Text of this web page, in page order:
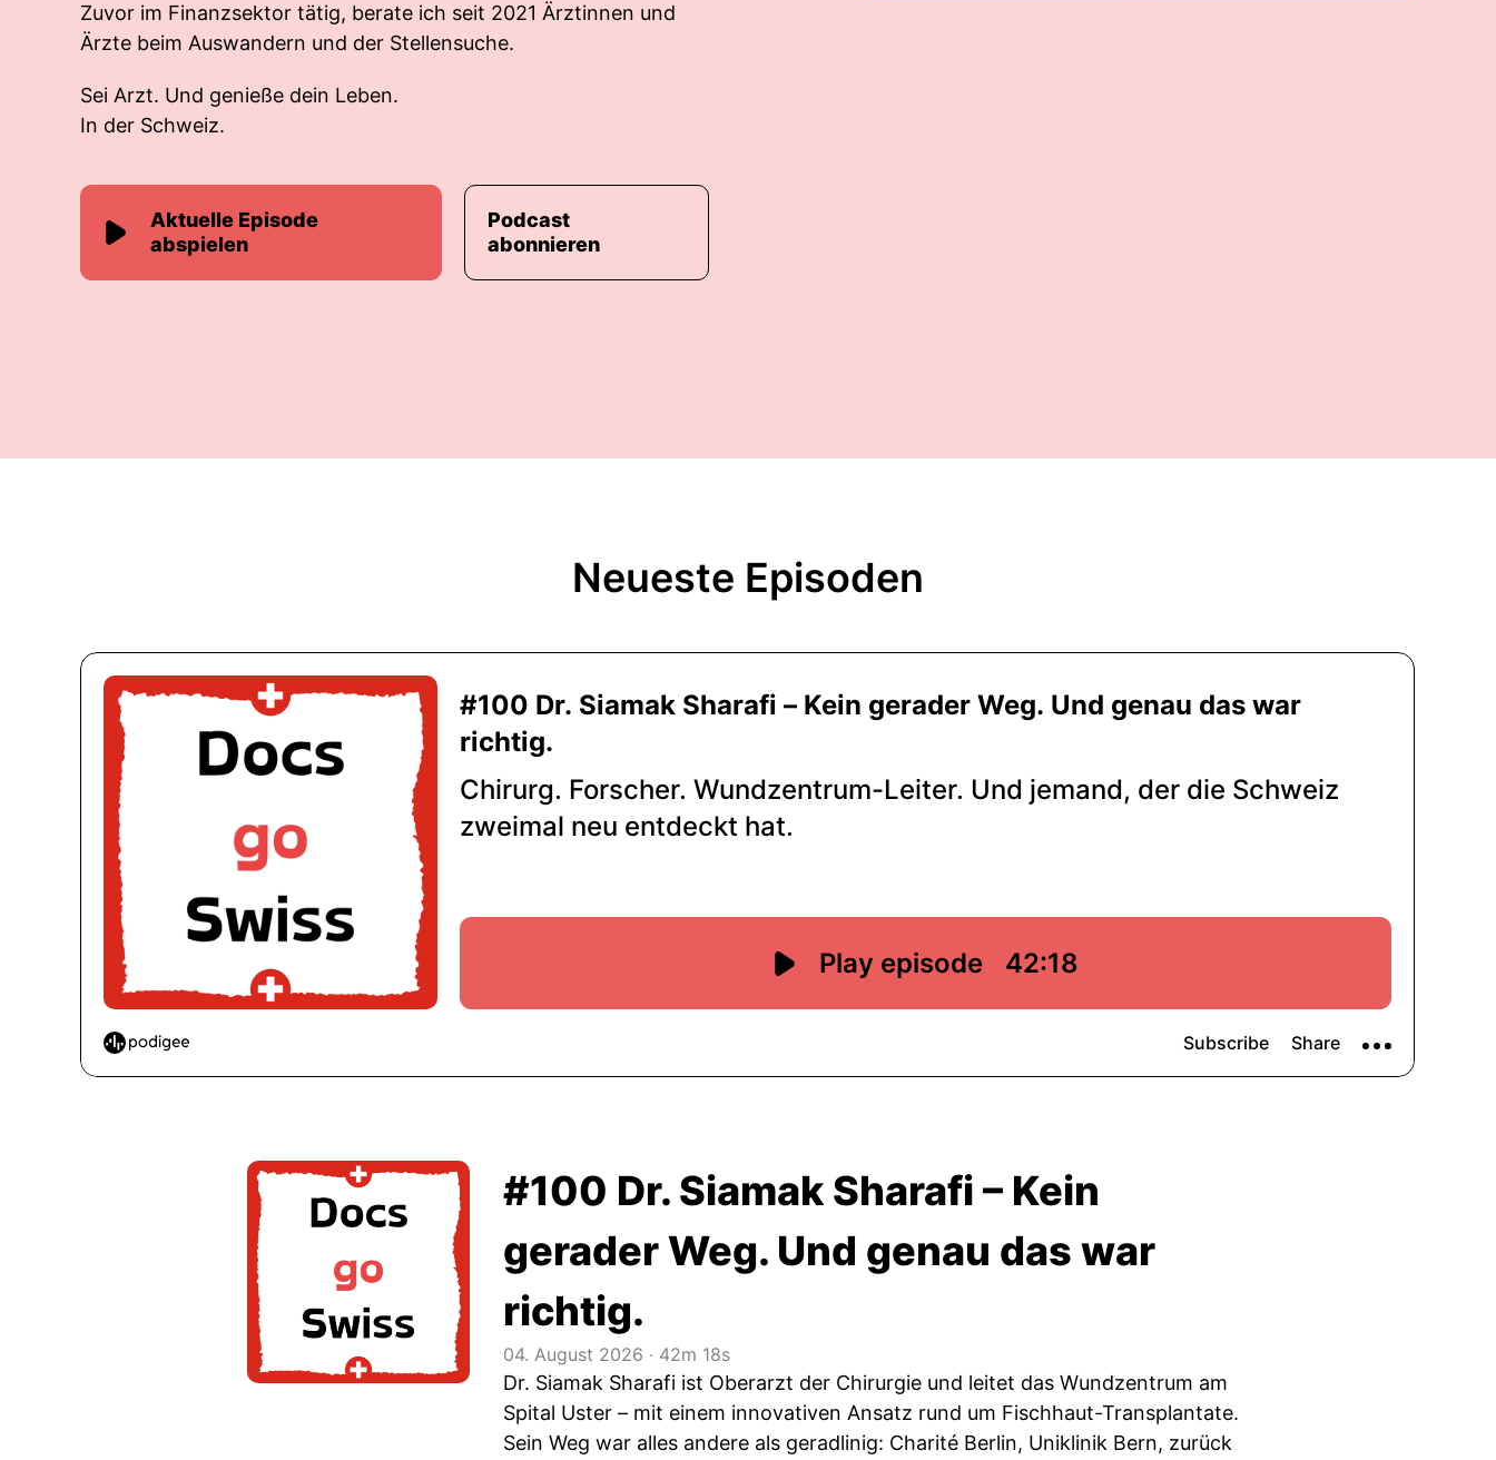
Zuvor im Finanzsektor tätig, berate ich seit 2021 Ärztinnen und
Ärzte beim Auswandern und der Stellensuche.
Sei Arzt. Und genieße dein Leben.
In der Schweiz.
Aktuelle Episode
abspielen
Podcast
abonnieren
Neueste Episoden
#100 Dr. Siamak Sharafi – Kein
gerader Weg. Und genau das war
richtig.
04. August 2026 ‧ 42m 18s
Dr. Siamak Sharafi ist Oberarzt der Chirurgie und leitet das Wundzentrum am
Spital Uster – mit einem innovativen Ansatz rund um Fischhaut-Transplantate.
Sein Weg war alles andere als geradlinig: Charité Berlin, Uniklinik Bern, zurück